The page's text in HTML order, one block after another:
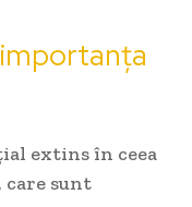
extins în ceea
care sunt